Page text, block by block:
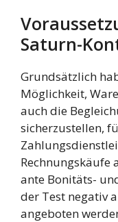
Saturn-
Grundsätzlich
Möglichkeit,
auch die
sicherzustellen,
Rechnungskäufe
ante Bonitäts-
der Test negativ
angeboten